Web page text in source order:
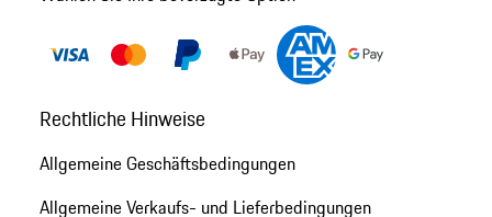
Rechtliche Hinweise
Allgemeine Geschäftsbedingungen
Allgemeine Verkaufs- und Lieferbedingungen